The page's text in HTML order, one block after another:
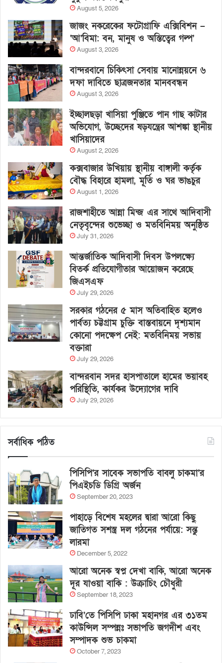
August 5, 2026
জাজং নকরেকের ফটোগ্রাফি এক্সিবিশন –
‘আ’বিমা: বন, মানুষ ও অস্তিত্বের গল্প’
August 3, 2026
বান্দরবানে চিকিৎসা সেবায় মানোন্নয়নে ৬
দফা দাবিতে ছাত্রজনতার মানববন্ধন
August 3, 2026
ইচ্ছালছড়া খাসিয়া পুঞ্জিতে পান গাছ কাটার
অভিযোগ, উচ্ছেদের ষড়যন্ত্রের আশঙ্কা স্থানীয়
খাসিয়াদের
August 2, 2026
কক্সবাজার উখিয়ায় স্থানীয় বাঙ্গালী কর্তৃক
বৌদ্ধ বিহারে হামলা, মূর্তি ও ঘর ভাঙচুর
August 1, 2026
রাজশাহীতে আন্না মিন্জ এর সাথে আদিবাসী
নেতৃবৃন্দের শুভেচ্ছা ও মতবিনিময় অনুষ্ঠিত
July 31, 2026
আন্তর্জাতিক আদিবাসী দিবস উপলক্ষ্যে
বিতর্ক প্রতিযোগীতার আয়োজন করেছে
জিএসএফ
July 29, 2026
সরকার গঠনের ৫ মাস অতিবাহিত হলেও
পার্বত্য চট্টগ্রাম চুক্তি বাস্তবায়নে দৃশ্যমান
কোনো পদক্ষেপ নেই: মতবিনিময় সভায়
বক্তারা
July 29, 2026
বান্দরবান সদর হাসপাতালে হামের ভয়াবহ
পরিস্থিতি, কার্যকর উদ্যোগের দাবি
July 29, 2026
সর্বাধিক পঠিত
পিসিপি’র সাবেক সভাপতি বাবলু চাকমা’র
পিএইচডি ডিগ্রি অর্জন
September 20, 2023
পাহাড়ে বিশেষ মহলের দ্বারা আরো কিছু
জাতিগত সশস্ত্র দল গঠনের পর্যায়ে: সন্তু
লারমা
December 5, 2022
আরো অনেক স্বপ্ন দেখা বাকি, আরো অনেক
দূর যাওয়া বাকি : উক্রাচিং চৌধুরী
September 18, 2023
ঢাবি’তে পিসিপি ঢাকা মহানগর এর ৩১তম
কাউন্সিল সম্পন্নঃ সভাপতি জগদীশ এবং
সম্পাদক শুভ চাকমা
October 7, 2023